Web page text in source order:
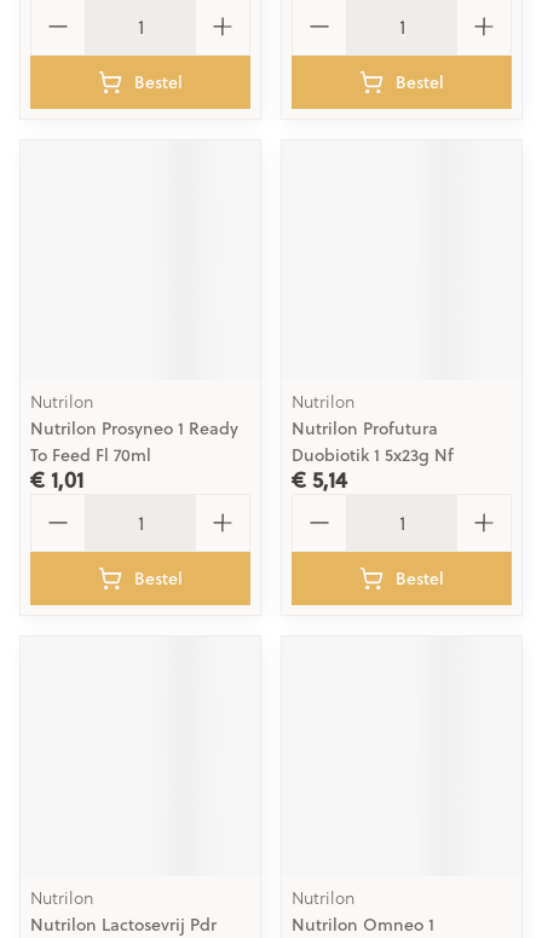
Bestel Bestel
Nutrilon
Nutrilon Prosyneo 1 Ready
To Feed Fl 70ml
€ 1,01
Bestel
Nutrilon
Nutrilon Profutura
Duobiotik 1 5x23g Nf
€ 5,14
Bestel
Nutrilon
Nutrilon Lactosevrij Pdr
Nutrilon
Nutrilon Omneo 1